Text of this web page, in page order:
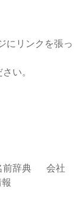
にリンクを張っ
い。
前辞典
会社